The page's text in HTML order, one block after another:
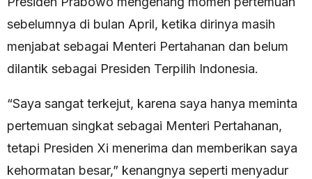
sebelumnya di bulan April, ketika dirinya masih
menjabat sebagai Menteri Pertahanan dan belum
dilantik sebagai Presiden Terpilih Indonesia.
“Saya sangat terkejut, karena saya hanya meminta
pertemuan singkat sebagai Menteri Pertahanan,
tetapi Presiden Xi menerima dan memberikan saya
kehormatan besar,” kenangnya seperti menyadur